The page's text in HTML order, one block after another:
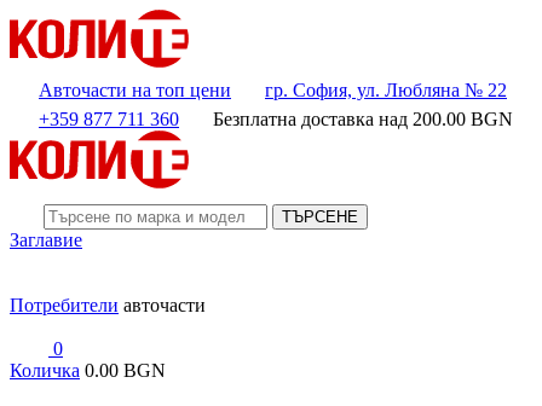
Авточасти на топ цени
гр. София, ул. Любляна № 22
+359 877 711 360
Безплатна доставка над 200.00 BGN
ТЪРСЕНЕ
Заглавие
Потребители авточасти
0
Количка 0.00 BGN